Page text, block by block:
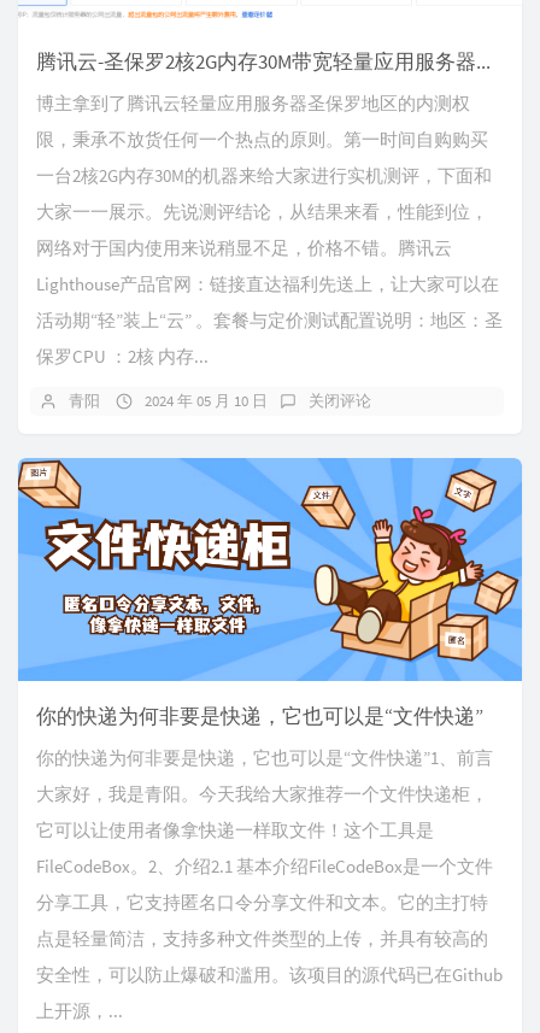
腾讯云-圣保罗2核2G内存30M带宽轻量应用服务器抢先测评
博主拿到了腾讯云轻量应用服务器圣保罗地区的内测权
限，秉承不放货任何一个热点的原则。第一时间自购购买
一台2核2G内存30M的机器来给大家进行实机测评，下面和
大家一一展示。先说测评结论，从结果来看，性能到位，
网络对于国内使用来说稍显不足，价格不错。腾讯云
Lighthouse产品官网：链接直达福利先送上，让大家可以在
活动期“轻”装上“云” 。套餐与定价测试配置说明：地区：圣
保罗CPU ：2核 内存...
青阳 2024 年 05 月 10 日 关闭评论
你的快递为何非要是快递，它也可以是“文件快递”
你的快递为何非要是快递，它也可以是“文件快递”1、前言
大家好，我是青阳。今天我给大家推荐一个文件快递柜，
它可以让使用者像拿快递一样取文件！这个工具是
FileCodeBox。2、介绍2.1 基本介绍FileCodeBox是一个文件
分享工具，它支持匿名口令分享文件和文本。它的主打特
点是轻量简洁，支持多种文件类型的上传，并具有较高的
安全性，可以防止爆破和滥用。该项目的源代码已在Github
上开源，...